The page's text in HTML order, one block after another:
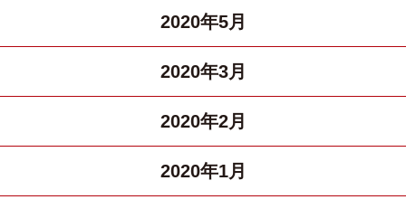
2020年5月
2020年3月
2020年2月
2020年1月